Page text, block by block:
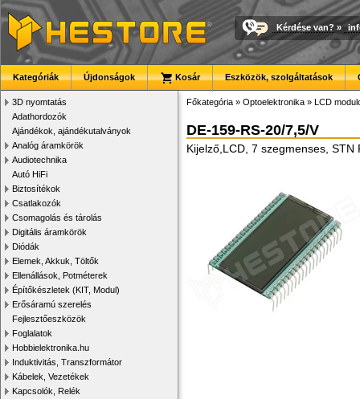
Kérdése van? »
Kategóriák Újdonságok Kosár Eszközök, szolgáltatások
3D nyomtatás
Adathordozók
Ajándékok, ajándékutalványok
Analóg áramkörök
Audiotechnika
Autó HiFi
Biztosítékok
Csatlakozók
Csomagolás és tárolás
Digitális áramkörök
Diódák
Elemek, Akkuk, Töltők
Ellenállások, Potméterek
Építőkészletek (KIT, Modul)
Erősáramú szerelés
Fejlesztőeszközök
Foglalatok
Hobbielektronika.hu
Induktivitás, Transzformátor
Kábelek, Vezetékek
Kapcsolók, Relék
Főkategória » Optoelektronika » LCD
DE-159-RS-20/7,5/V
Kijelző,LCD, 7 szegmenses, STN